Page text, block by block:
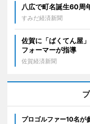
八広で町名誕生60
すみだ経済新聞
佐賀に「ばくてん屋
フォーマーが指導
佐賀経済新聞
プロゴルファー10名